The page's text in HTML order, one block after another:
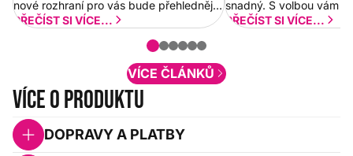
nové rozhraní pro vás bude přehlednější
a rychlejší. Postupně budeme přidávat
PŘEČÍST SI VÍCE...
snadný. S volbou vám
PŘEČÍST SI VÍCE...
VÍCE ČLÁNKŮ
Více o produktu
DOPRAVY A PLATBY